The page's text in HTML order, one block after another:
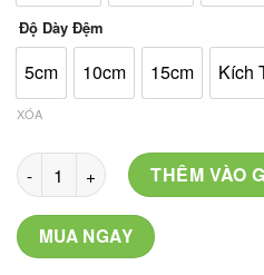
Độ Dày Đệm
5cm 10cm 15cm Kích
XÓA
Mã: C-05 số lượngTHÊM VÀO
MUA NGAY